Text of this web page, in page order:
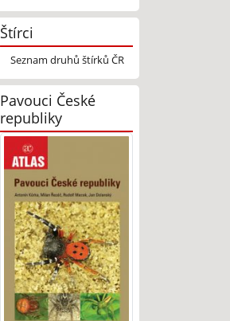
Štírci
Seznam druhů štírků ČR
Pavouci České
republiky